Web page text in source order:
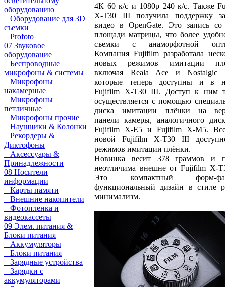
оборудованию
Оборудование для 3D
съемки
Profoto
07 Звуковое
оборудование
Беспроводные
микрофоны & системы
Микрофоны
накамерные
Микрофоны
петличные
Микрофоны прочие
Наушники & Колонки
Рекордеры &
Диктофоны
Аксессуары &
Принадлежности
08 Носители
информации
Карты памяти
Внешние накопители
Фотопленка и
видеокассеты
09 Элем. питания &
Блоки питания
Аккумуляторы
Блоки питания
Зарядные устройства
Зарядки с
аккумуляторами
4К 60 к/с и 1080р 240 к/с. Также
X-T30 III получила поддержку
видео в OpenGate. Это запись со
площади матрицы, что более
съемки с анаморфотной
Компания Fujifilm разработала
новых режимов имитации
включая Reala Ace и Nostalgic
которые теперь доступны и в
Fujifilm X-T30 III. Доступ к ним
осуществляется с помощью
диска имитации плёнки на
панели камеры, аналогичного
Fujifilm X-E5 и Fujifilm X-M5.
новой Fujifilm X-T30 III
режимов имитации плёнки.
Новинка весит 378 граммов и
неотличима внешне от Fujifilm X-
Это компактный форм-
функциональный дизайн в стиле
минимализм.